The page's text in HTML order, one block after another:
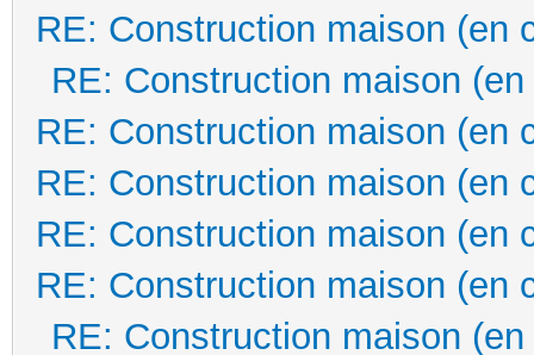
RE: Construction maison (en
RE: Construction maison
RE: Construction maison (en
RE: Construction maison (en
RE: Construction maison (en
RE: Construction maison (en
RE: Construction maison